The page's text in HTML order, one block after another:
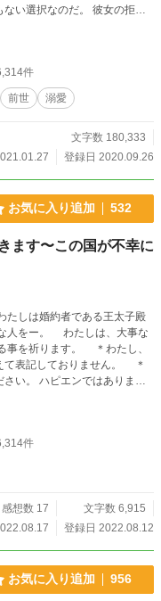
い選択なのだ。 彼女の拒絶
に置くと公言する兄を振り切
ト
件
前世 溺愛
文字数 180,333
登録日 2020.09.26
お気に入り追加 532
ます〜この国が不幸に
しは婚約者である王太子殿
人をー。 わたしは、大事な
す。 ＊わたし、
記しておりません。 ＊
い。 ハピエンではありませ
件
感想数 17
文字数 6,915
登録日 2022.08.12
お気に入り追加 956